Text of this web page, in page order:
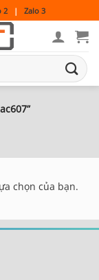
2| Zalo 3
chọn của bạn.